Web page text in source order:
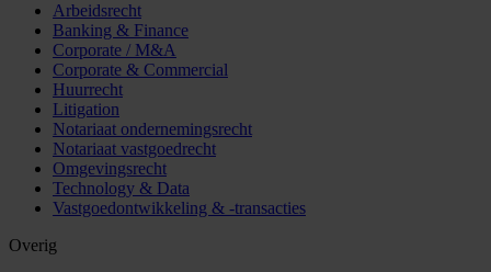
Arbeidsrecht
Banking & Finance
Corporate / M&A
Corporate & Commercial
Huurrecht
Litigation
Notariaat ondernemingsrecht
Notariaat vastgoedrecht
Omgevingsrecht
Technology & Data
Vastgoedontwikkeling & -transacties
Overig